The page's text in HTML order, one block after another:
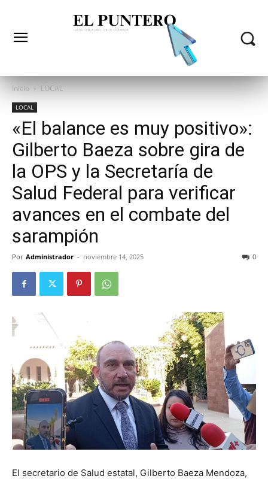
Inicio LOCAL
LOCAL
«El balance es muy positivo»:
Gilberto Baeza sobre gira de
la OPS y la Secretaría de
Salud Federal para verificar
avances en el combate del
sarampión
Por Administrador - noviembre 14, 2025 0
El secretario de Salud estatal, Gilberto Baeza Mendoza,